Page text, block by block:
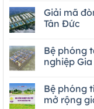
Giải mã
Tân Đức
Bệ phóng
nghiệp
Bệ phóng
mở rộng